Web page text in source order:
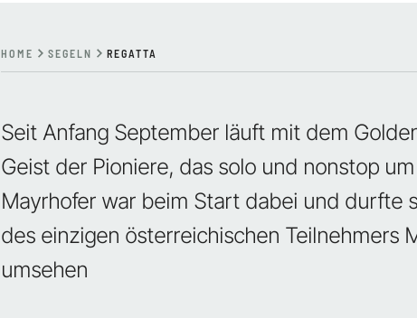
HOME SEGELN REGATTA
Seit Anfang September läuft mit dem
Geist der Pioniere, das solo und nonstop
Mayrhofer war beim Start dabei und durfte
des einzigen österreichischen Teilnehmers
umsehen